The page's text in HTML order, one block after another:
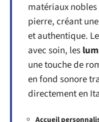
matériaux
pierre, créant
et authentique.
avec soin, les
une touche de
en fond sonore
directement en
Accueil